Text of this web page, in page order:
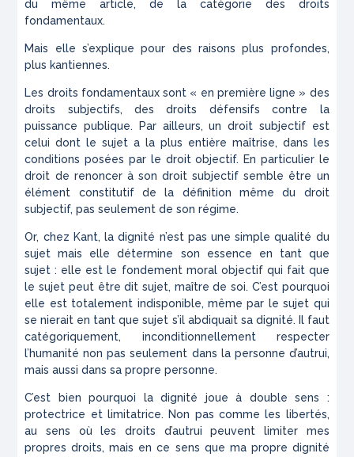
du même article, de la catégorie des droits
fondamentaux.
Mais elle s’explique pour des raisons plus profondes,
plus kantiennes.
Les droits fondamentaux sont « en première ligne » des
droits subjectifs, des droits défensifs contre la
puissance publique. Par ailleurs, un droit subjectif est
celui dont le sujet a la plus entière maîtrise, dans les
conditions posées par le droit objectif. En particulier le
droit de renoncer à son droit subjectif semble être un
élément constitutif de la définition même du droit
subjectif, pas seulement de son régime.
Or, chez Kant, la dignité n’est pas une simple qualité du
sujet mais elle détermine son essence en tant que
sujet : elle est le fondement moral objectif qui fait que
le sujet peut être dit sujet, maître de soi. C’est pourquoi
elle est totalement indisponible, même par le sujet qui
se nierait en tant que sujet s’il abdiquait sa dignité. Il faut
catégoriquement, inconditionnellement respecter
l’humanité non pas seulement dans la personne d’autrui,
mais aussi dans sa propre personne.
C’est bien pourquoi la dignité joue à double sens :
protectrice et limitatrice. Non pas comme les libertés,
au sens où les droits d’autrui peuvent limiter mes
propres droits, mais en ce sens que ma propre dignité